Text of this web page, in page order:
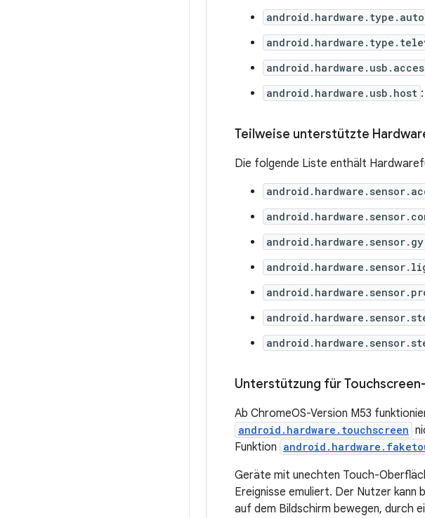
android.hardware.usb.host
Teilweise unterstützte
Die folgende Liste enthält
Unterstützung für
Ab ChromeOS-Version M53
android.hardware.touchscreen
Funktion
Geräte mit unechten Touch-
Ereignisse emuliert. Der Nutzer kann
auf dem Bildschirm bewegen, durch